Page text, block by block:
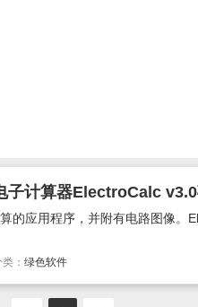
子计算器ElectroCalc
的应用程序，并附有电路图像。
： 绿色软件